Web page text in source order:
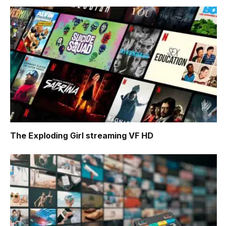
The Exploding Girl streaming VF HD